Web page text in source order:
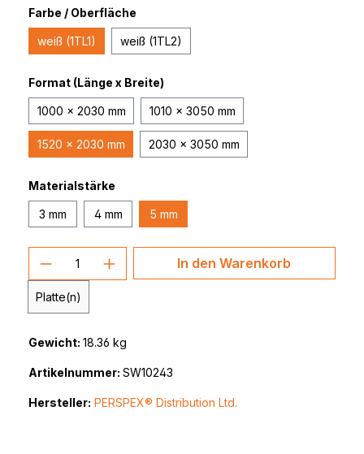
Farbe / Oberfläche
weiß (1TL1) weiß (1TL2)
Format (Länge x Breite)
1000 x 2030 mm 1010 x 3050 mm
1520 x 2030 mm 2030 x 3050 mm
Materialstärke
3 mm 4 mm 5 mm
Produkt Anzahl: Gib den
Platte(n)
In den Warenkorb
Gewicht: 18.36 kg
Artikelnummer: SW10243
Hersteller: PERSPEX® Distribution Ltd.